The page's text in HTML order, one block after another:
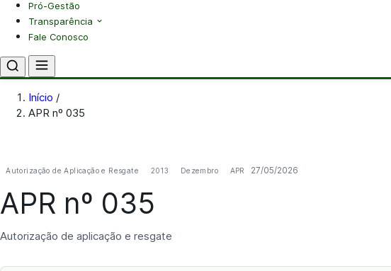
Pró-Gestão
Transparência
Fale Conosco
Início /
APR nº 035
Autorização de Aplicação e Resgate 2013 Dezembro APR 27/05/2026
APR nº 035
Autorização de aplicação e resgate